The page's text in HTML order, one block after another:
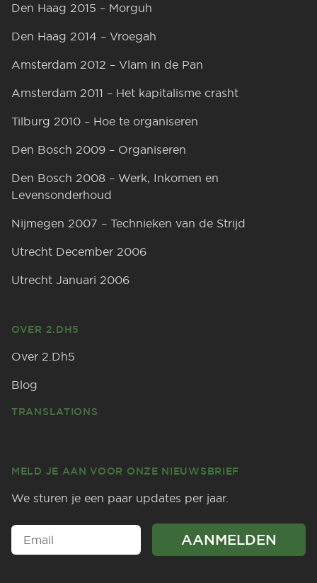
Den Haag 2015 – Morguh
Den Haag 2014 – Vroegah
Amsterdam 2012 – Vlam in de Pan
Amsterdam 2011 – Het kapitalisme crasht
Tilburg 2010 – Hoe te organiseren
Den Bosch 2009 – Organiseren
Den Bosch 2008 – Werk, Inkomen en
Levensonderhoud
Nijmegen 2007 – Technieken van de Strijd
Utrecht December 2006
Utrecht Januari 2006
OVER 2.DH5
Over 2.Dh5
Blog
TRANSLATIONS
MELD JE AAN VOOR ONZE NIEUWSBRIEF
We sturen je een paar updates per jaar.